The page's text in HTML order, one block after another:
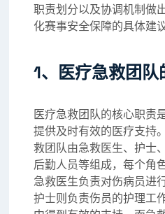
职责划分以及协调机制做
化赛事安全保障的具体建议
1、医疗急救团
医疗急救团队的核心职责
提供及时有效的医疗支持
救团队由急救医生、护士
后勤人员等组成，每个角
急救医生负责对伤病员进
护士则负责伤员的护理工